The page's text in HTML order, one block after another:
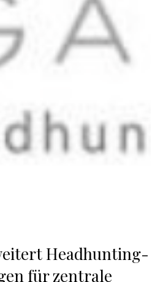
Headhunting-
für zentrale